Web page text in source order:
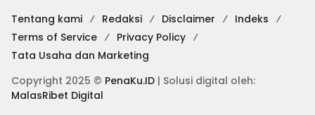
Tentang kami Redaksi Disclaimer
Indeks
Terms of Service
Privacy Policy
Tata Usaha dan Marketing
Copyright 2025 © PenaKu.ID | Solusi digital oleh:
MalasRibet Digital